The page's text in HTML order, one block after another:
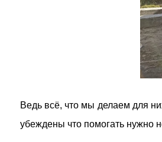
Ведь всë, что мы делаем для
убеждены что помогать нужно